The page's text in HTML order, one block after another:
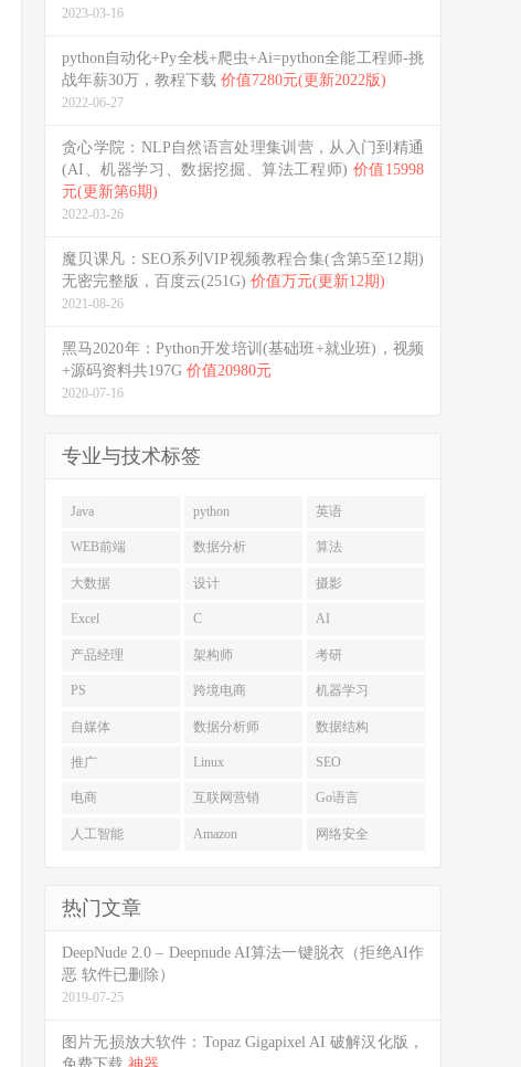
2023-03-16
python自动化+Py全栈+爬虫+Ai=python全能工程师-挑
战年薪30万，教程下载 价值7280元(更新2022版)
2022-06-27
贪心学院：NLP自然语言处理集训营，从入门到精通
(AI、机器学习、数据挖掘、算法工程师) 价值15998
元(更新第6期)
2022-03-26
魔贝课凡：SEO系列VIP视频教程合集(含第5至12期)
无密完整版，百度云(251G) 价值万元(更新12期)
2021-08-26
黑马2020年：Python开发培训(基础班+就业班)，视频
+源码资料共197G 价值20980元
2020-07-16
专业与技术标签
Java python 英语
WEB前端 数据分析 算法
大数据 设计 摄影
Excel C AI
产品经理 架构师 考研
PS 跨境电商 机器学习
自媒体 数据分析师 数据结构
推广 Linux SEO
电商 互联网营销 Go语言
人工智能 Amazon 网络安全
热门文章
DeepNude 2.0 – Deepnude AI算法一键脱衣（拒绝AI作
恶 软件已删除）
2019-07-25
图片无损放大软件：Topaz Gigapixel AI 破解汉化版，